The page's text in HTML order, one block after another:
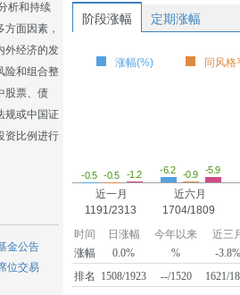
析和持续
面因素，
外经济的发
险和组合整
股票、债
规或中国证
资比例进行
金公告
位交易
阶段涨幅 定期涨幅
涨幅(%) 同风格
-0.5 -0.5 -1.2
近一月
1191/2313
-6.2 -0.9 -5.9
近六月
1704/1809
时间
日涨幅 今年以来
近三
涨幅
0.0% %
-
排名
1508/1923 --/1520 1621/